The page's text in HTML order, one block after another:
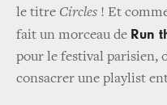
le titre Circles ! Et
fait un morceau de Run
pour le festival parisien,
consacrer une playlist